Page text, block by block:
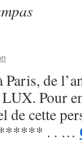
de
Pour
de cette
. . …